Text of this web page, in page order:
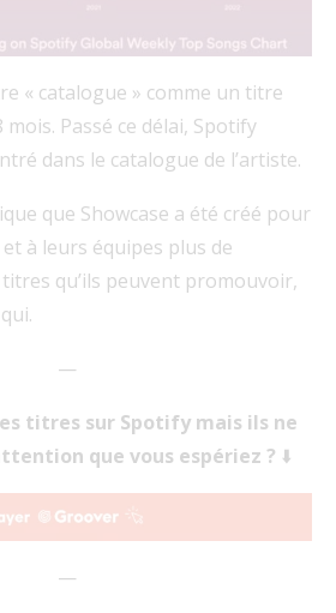
« catalogue » comme un titre
Passé ce délai, Spotify
dans le catalogue de l’artiste.
que Showcase a été créé pour
à leurs équipes plus de
qu’ils peuvent promouvoir,
—
titres sur Spotify mais ils ne
que vous espériez ? ⬇️
—